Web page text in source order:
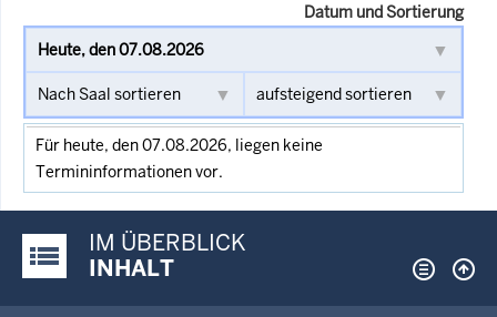
Datum und Sortierung
Für heute, den 07.08.2026, liegen keine
Termininformationen vor.
Justiz-Portal im Überblick:
IM ÜBERBLICK
INHALT